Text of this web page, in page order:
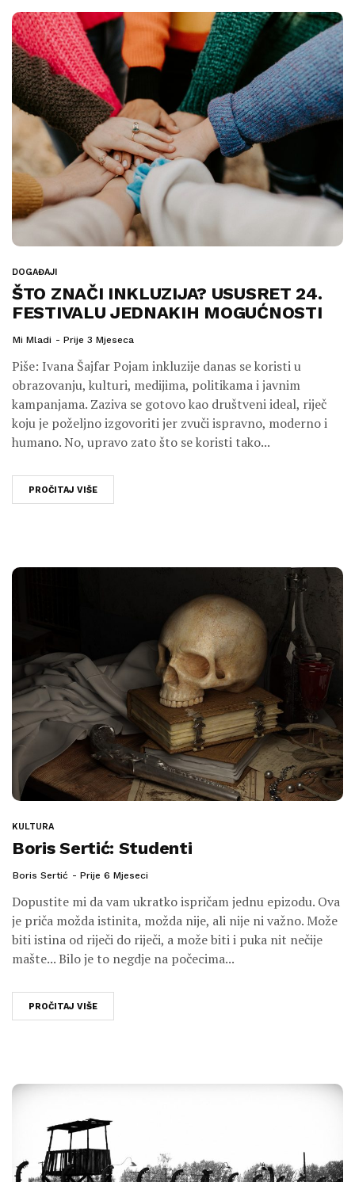
DOGAĐAJI
ŠTO ZNAČI INKLUZIJA? USUSRET 24.
FESTIVALU JEDNAKIH MOGUĆNOSTI
Mi Mladi Prije 3 Mjeseca
Piše: Ivana Šajfar Pojam inkluzije danas se koristi u
obrazovanju, kulturi, medijima, politikama i javnim
kampanjama. Zaziva se gotovo kao društveni ideal, riječ
koju je poželjno izgovoriti jer zvuči ispravno, moderno i
humano. No, upravo zato što se koristi tako...
PROČITAJ VIŠE
KULTURA
Boris Sertić: Studenti
Boris Sertić Prije 6 Mjeseci
Dopustite mi da vam ukratko ispričam jednu epizodu. Ova
je priča možda istinita, možda nije, ali nije ni važno. Može
biti istina od riječi do riječi, a može biti i puka nit nečije
mašte... Bilo je to negdje na počecima...
PROČITAJ VIŠE